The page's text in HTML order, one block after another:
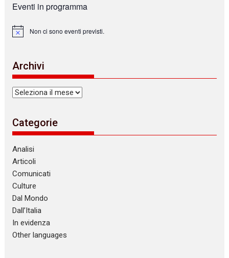
Eventi in programma
N
c
e
Non ci sono eventi previsti.
Archivi
Archivi
Categorie
Analisi
Articoli
Comunicati
Culture
Dal Mondo
Dall’Italia
In evidenza
Other languages